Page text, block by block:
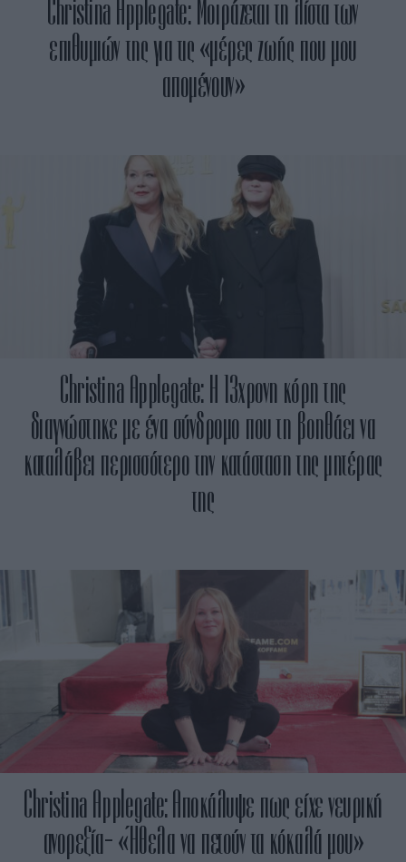
Christina Applegate: Μοιράζεται τη λίστα των
επιθυμιών της για τις «μέρες ζωής που μου
απομένουν»
Christina Applegate: H 13χρονη κόρη της
διαγνώστηκε με ένα σύνδρομο που τη βοηθάει να
καταλάβει περισσότερο την κατάσταση της μητέρας
της
Christina Applegate: Αποκάλυψε πως είχε νευρική
ανορεξία- «Ήθελα να πετούν τα κόκαλά μου»